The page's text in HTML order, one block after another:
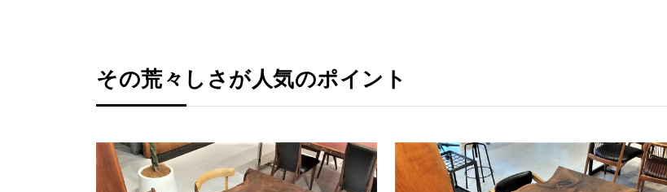
その荒々しさが人気のポイント